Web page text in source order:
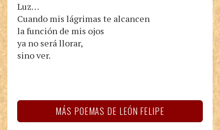
Luz…
Cuando mis lágrimas te alcancen
la función de mis ojos
ya no será llorar,
sino ver.
MÁS POEMAS DE LEÓN FELIPE